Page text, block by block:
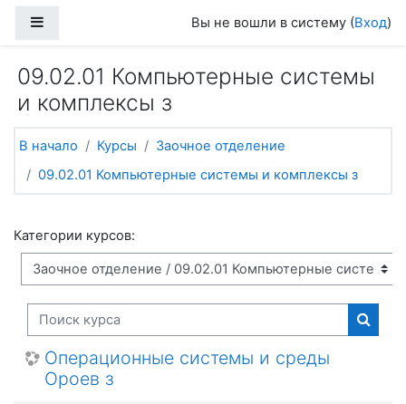
Вы не вошли в систему (Вход)
09.02.01 Компьютерные системы
и комплексы з
В начало Курсы
Заочное отделение
09.02.01 Компьютерные системы и комплексы з
Категории курсов:
Поиск курса
Поиск
Операционные системы и среды
Ороев з